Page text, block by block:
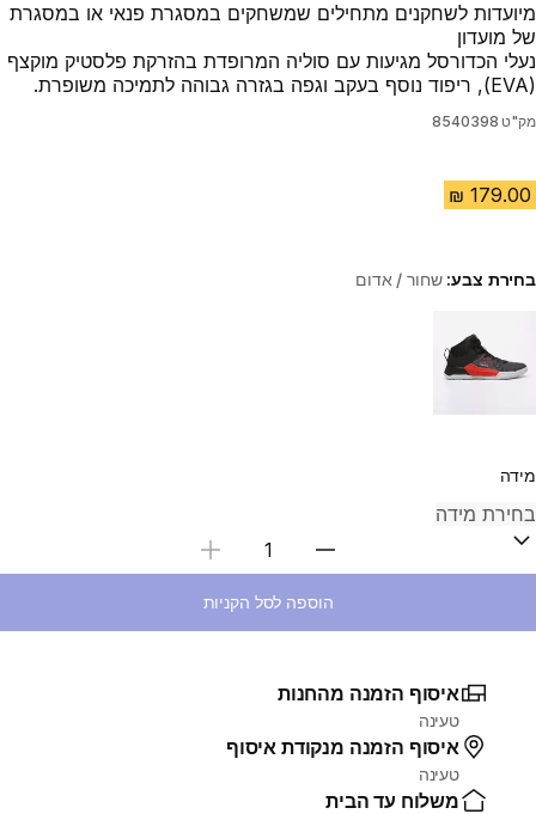
מיועדות לשחקנים מתחילים שמשחקים במסגרת פנאי או במסגרת
של מועדון
נעלי הכדורסל מגיעות עם סוליה המרופדת בהזרקת פלסטיק מוקצף
(EVA), ריפוד נוסף בעקב וגפה בגזרה גבוהה לתמיכה משופרת.
מק"ט 8540398
בחירת צבע:שחור / אדום
מידה
בחירת כמות
הוספה לסל הקניות
איסוף הזמנה מהחנות
טעינה
איסוף הזמנה מנקודת איסוף
טעינה
משלוח עד הבית